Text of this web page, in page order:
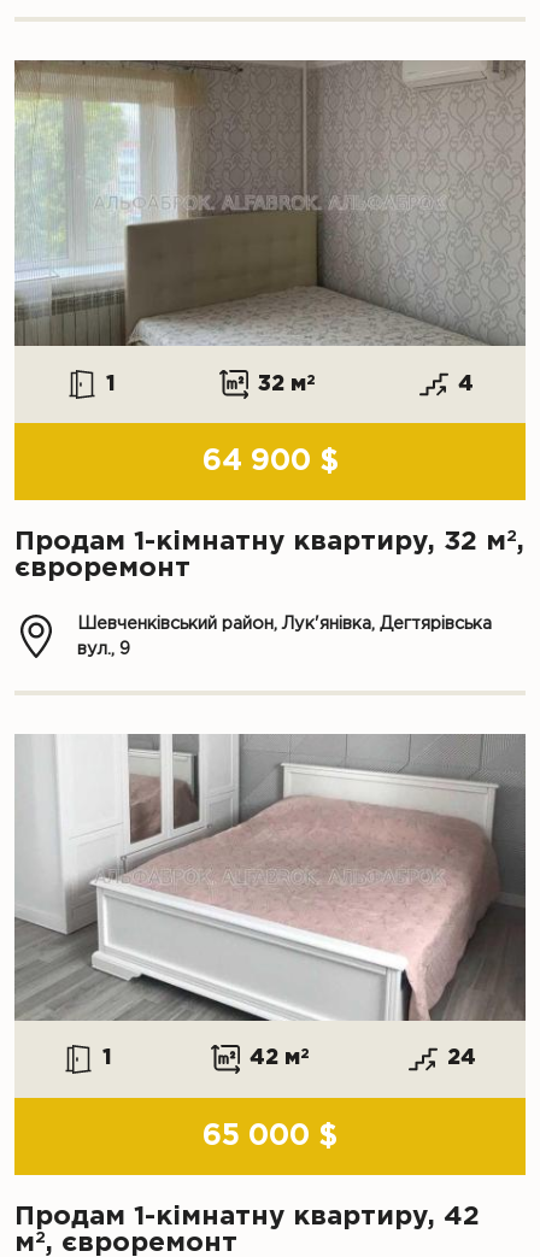
1 32 м2 4
64 900 $
Продам 1-кімнатну квартиру, 32 м2,
євроремонт
Шевченківський район, Лук'янівка, Дегтярівська
вул., 9
1 42 м2 24
65 000 $
Продам 1-кімнатну квартиру, 42
м2, євроремонт